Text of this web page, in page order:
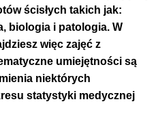
ścisłych takich jak:
biologia i patologia. W
więc zajęć z
umiejętności są
niektórych
statystyki medycznej